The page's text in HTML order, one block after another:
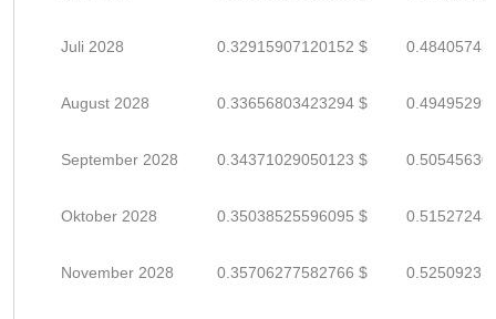
Juli 2028 0.32915907120152 $
August 2028 0.33656803423294 $
September 2028 0.34371029050123 $
Oktober 2028 0.35038525596095 $
November 2028 0.35706277582766 $